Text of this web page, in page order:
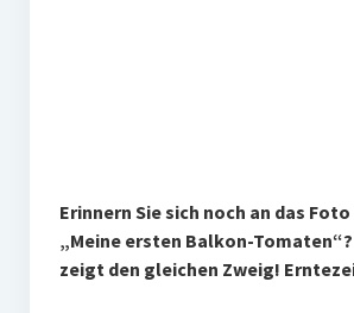
Erinnern Sie sich noch an das
„Meine ersten Balkon-
zeigt den gleichen Zweig!